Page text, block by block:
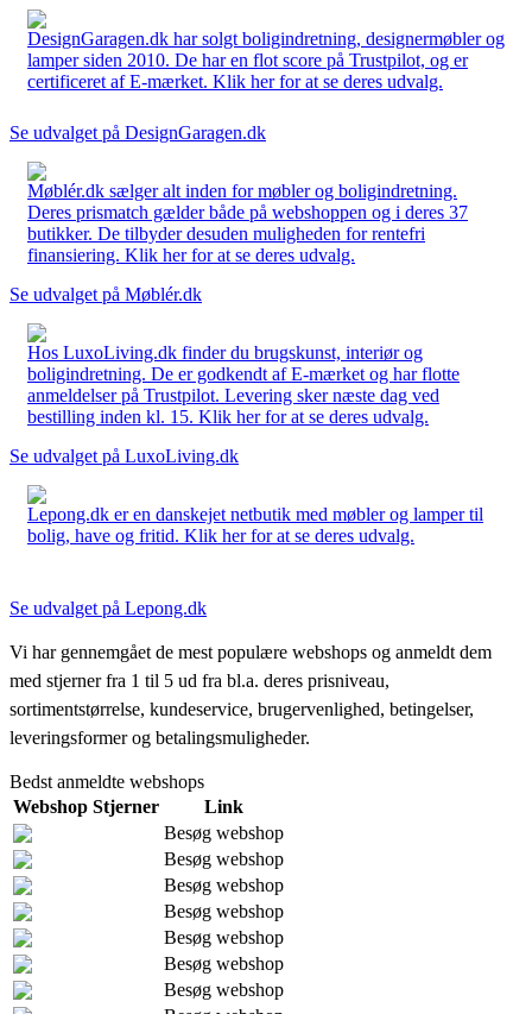
DesignGaragen.dk har solgt boligindretning, designermøbler og
lamper siden 2010. De har en flot score på Trustpilot, og er
certificeret af E-mærket. Klik her for at se deres udvalg.
Se udvalget på DesignGaragen.dk
Møblér.dk sælger alt inden for møbler og boligindretning.
Deres prismatch gælder både på webshoppen og i deres 37
butikker. De tilbyder desuden muligheden for rentefri
finansiering. Klik her for at se deres udvalg.
Se udvalget på Møblér.dk
Hos LuxoLiving.dk finder du brugskunst, interiør og
boligindretning. De er godkendt af E-mærket og har flotte
anmeldelser på Trustpilot. Levering sker næste dag ved
bestilling inden kl. 15. Klik her for at se deres udvalg.
Se udvalget på LuxoLiving.dk
Lepong.dk er en danskejet netbutik med møbler og lamper til
bolig, have og fritid. Klik her for at se deres udvalg.
Se udvalget på Lepong.dk
Vi har gennemgået de mest populære webshops og anmeldt dem
med stjerner fra 1 til 5 ud fra bl.a. deres prisniveau,
sortimentstørrelse, kundeservice, brugervenlighed, betingelser,
leveringsformer og betalingsmuligheder.
Bedst anmeldte webshops
Webshop Stjerner
Link
Besøg webshop
Besøg webshop
Besøg webshop
Besøg webshop
Besøg webshop
Besøg webshop
Besøg webshop